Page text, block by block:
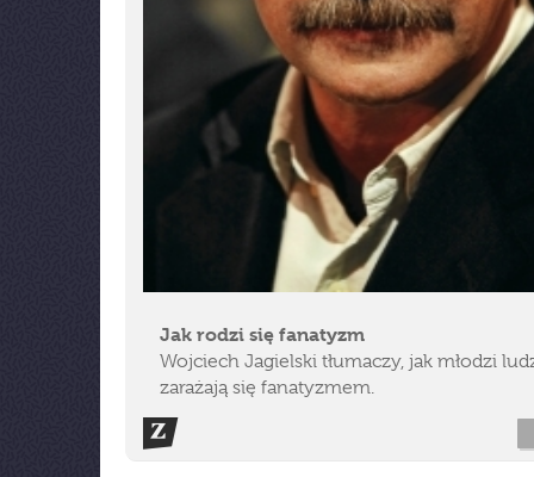
Jak rodzi się fanatyzm
Wojciech Jagielski tłumaczy, jak młodzi
zarażają się fanatyzmem.